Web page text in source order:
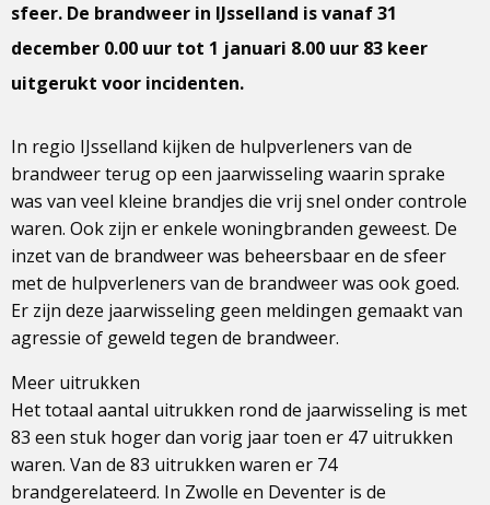
sfeer. De brandweer in IJsselland is vanaf 31
december 0.00 uur tot 1 januari 8.00 uur 83 keer
uitgerukt voor incidenten.
In regio IJsselland kijken de hulpverleners van de
brandweer terug op een jaarwisseling waarin sprake
was van veel kleine brandjes die vrij snel onder controle
waren. Ook zijn er enkele woningbranden geweest. De
inzet van de brandweer was beheersbaar en de sfeer
met de hulpverleners van de brandweer was ook goed.
Er zijn deze jaarwisseling geen meldingen gemaakt van
agressie of geweld tegen de brandweer.
Meer uitrukken
Het totaal aantal uitrukken rond de jaarwisseling is met
83 een stuk hoger dan vorig jaar toen er 47 uitrukken
waren. Van de 83 uitrukken waren er 74
brandgerelateerd. In Zwolle en Deventer is de